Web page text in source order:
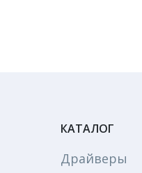
КАТАЛОГ
Драйверы